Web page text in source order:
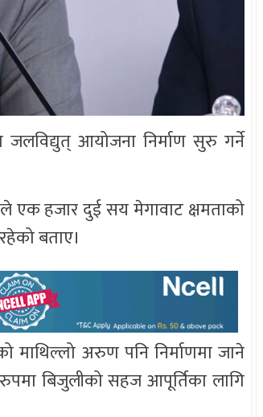
जलविद्युत् आयोजना निर्माण सुरु गर्ने
एक हजार दुई सय मेगावाट क्षमताको
बताए।
माथिल्लो अरुण पनि निर्माणमा जाने
बिजुलीको सहज आपूर्तिका लागि